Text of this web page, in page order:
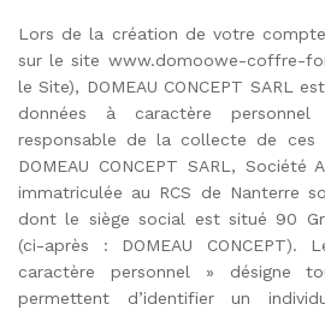
Lors de la création de votre
sur le site www.domoowe-coffre-
le Site), DOMEAU CONCEPT SARL
données à caractère
responsable de la collecte de ces
DOMEAU CONCEPT SARL, Société
immatriculée au RCS de Nanterre
dont le siège social est situé 90
(ci-après : DOMEAU
caractère personnel » désigne
permettent d’identifier un